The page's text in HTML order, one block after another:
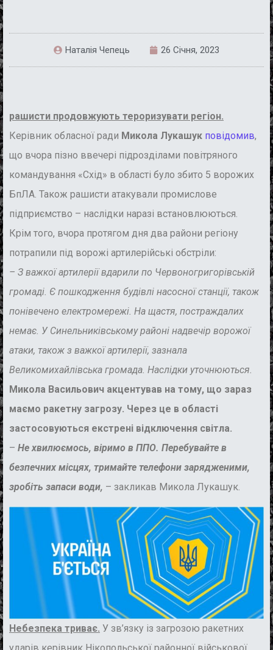
Наталія Чепець 26 Січня, 2023
рашисти продовжують тероризувати регіон.
Керівник обласної ради Микола Лукашук повідомив,
що вчора пізно ввечері підрозділами повітряного
командування «Схід» в області було збито 5 ворожих
БпЛА. Також рашисти атакували промислове
підприємство – наслідки наразі встановлюються.
Крім того, вчора протягом дня два райони регіону
потрапили під ворожі артилерійські обстріли:
– З важкої артилерії вдарили по Червоногригорівській
громаді. Є пошкодження будівлі насосної станції, також
понівечено електромережі. На щастя, постраждалих
немає. У Синельниківському районі надвечір ворожої
атаки, також з важкої артилерії, зазнала
Великомихайлівська громада. Наслідки уточнюються.
Микола Васильович акцентував на тому, що зараз
маємо ракетну загрозу. Через це в області
застосовуються екстрені відключення світла.
– Не хвилюємось, віримо в ППО. Перебувайте в
безпечних місцях, тримайте телефони зарядженими,
зробіть запаси води, – закликав Микола Лукашук.
Небезпека триває. У зв’язку із загрозою ракетних
ударів керівник Нікопольської районної військової